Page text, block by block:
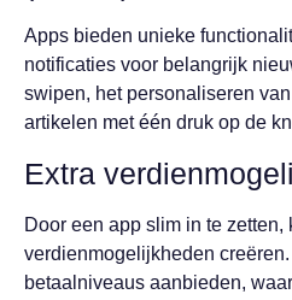
Apps bieden unieke
notificaties voor belangrijk
swipen, het personaliseren
artikelen met één druk op de
Extra
Door een app slim in te zetten,
verdienmogelijkheden
betaalniveaus aanbieden,